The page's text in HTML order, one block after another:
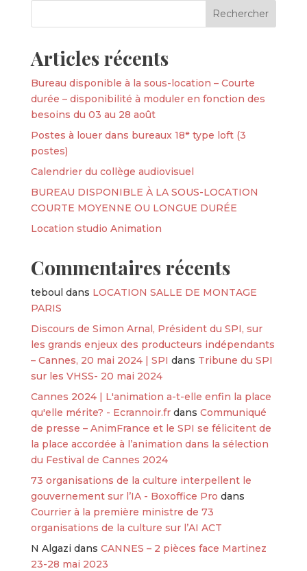
Articles récents
Bureau disponible à la sous-location – Courte
durée – disponibilité à moduler en fonction des
besoins du 03 au 28 août
Postes à louer dans bureaux 18ᵉ type loft (3
postes)
Calendrier du collège audiovisuel
BUREAU DISPONIBLE À LA SOUS-LOCATION
COURTE MOYENNE OU LONGUE DURÉE
Location studio Animation
Commentaires récents
teboul dans LOCATION SALLE DE MONTAGE
PARIS
Discours de Simon Arnal, Président du SPI, sur
les grands enjeux des producteurs indépendants
– Cannes, 20 mai 2024 | SPI dans Tribune du SPI
sur les VHSS- 20 mai 2024
Cannes 2024 | L'animation a-t-elle enfin la place
qu'elle mérite? - Ecrannoir.frdans Communiqué
de presse – AnimFrance et le SPI se félicitent de
la place accordée à l’animation dans la sélection
du Festival de Cannes 2024
73 organisations de la culture interpellent le
gouvernement sur l’IA - Boxoffice Pro dans
Courrier à la première ministre de 73
organisations de la culture sur l’AI ACT
N Algazi dans CANNES – 2 pièces face Martinez
23-28 mai 2023